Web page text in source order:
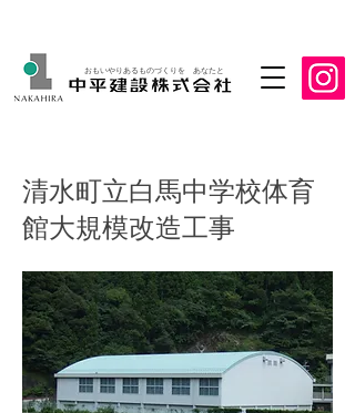
おもいやりあるものづくりを あなたと
清水町立白馬中学校体育
館大規模改造工事